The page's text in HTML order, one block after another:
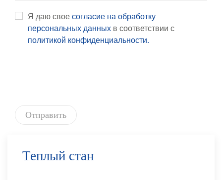
Я даю своесогласие на обработку
персональных данных в соответствии с
политикой конфиденциальности.
Отправить
Теплый стан